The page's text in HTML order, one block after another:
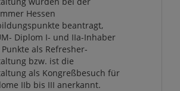
Hessen
beantragt,
Diplom I- und IIa-Inhaber
als Refresher-
bzw. ist die
als Kongreßbesuch für
IIb bis III anerkannt.